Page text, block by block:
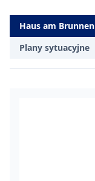
Haus am Brunnen
Plany sytuacyjne